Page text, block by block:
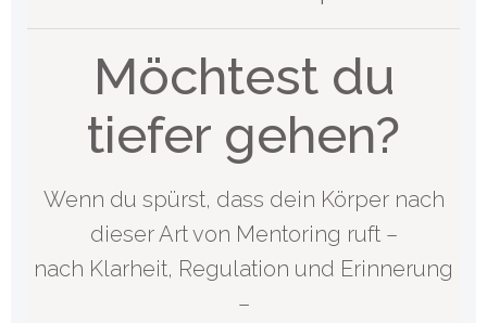
Möchtest du
tiefer gehen?
Wenn du spürst, dass dein Körper nach
dieser Art von Mentoring ruft –
nach Klarheit, Regulation und Erinnerung
–